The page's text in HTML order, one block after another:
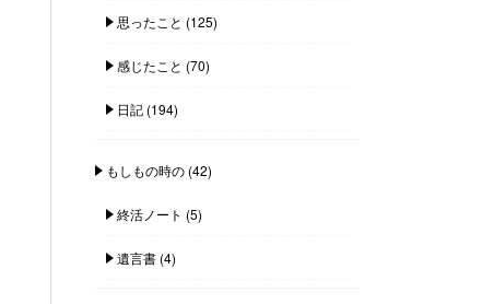
思ったこと (125)
感じたこと (70)
日記(194)
もしもの時の(42)
終活ノート (5)
遺言書(4)